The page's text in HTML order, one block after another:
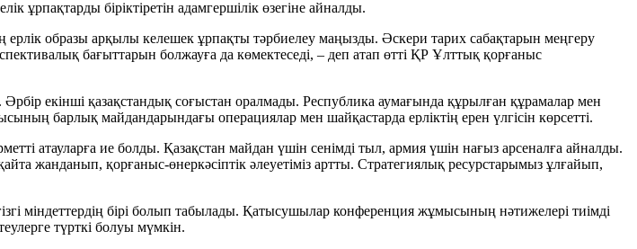
ұрпақтарды біріктіретін адамгершілік өзегіне айналды.
ерлік образы арқылы келешек ұрпақты тәрбиелеу маңызды. Әскери тарих сабақтарын меңгеру
бағыттарын болжауға да көмектеседі, – деп атап өтті ҚР Ұлттық қорғаныс
екінші қазақстандық соғыстан оралмады. Республика аумағында құрылған құрамалар мен
барлық майдандарындағы операциялар мен шайқастарда ерліктің ерен үлгісін көрсетті.
атауларға ие болды. Қазақстан майдан үшін сенімді тыл, армия үшін нағыз арсеналға айналды.
жанданып, қорғаныс-өнеркәсіптік әлеуетіміз артты. Стратегиялық ресурстарымыз ұлғайып,
міндеттердің бірі болып табылады. Қатысушылар конференция жұмысының нәтижелері тиімді
түрткі болуы мүмкін.